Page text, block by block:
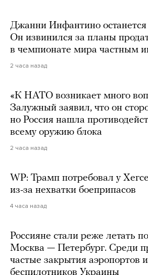
Джанни Инфантино
Он извинился за планы
в чемпионате мира частным
2 часа назад
«К НАТО возникает много
Залужный заявил, что он
но Россия нашла
всему оружию блока
2 часа назад
WP: Трамп потребовал у
из-за нехватки боеприпасов
4 часа назад
Россияне стали реже летать
Москва — Петербург. Среди
частые закрытия аэропортов
беспилотников Украины